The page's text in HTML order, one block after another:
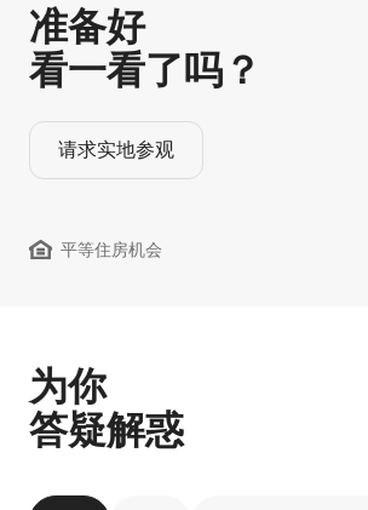
准备好
看一看了吗？
请求实地参观
平等住房机会
为你
答疑解惑